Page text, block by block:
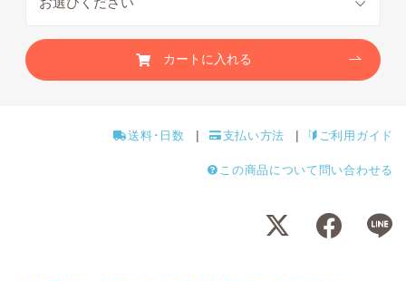
カートに入れる
送料･日数 支払い方法 ご利用ガイド
この商品について問い合わせる